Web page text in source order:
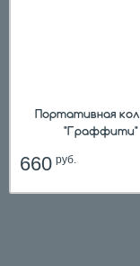
Портативная
"Граффити"
660руб.